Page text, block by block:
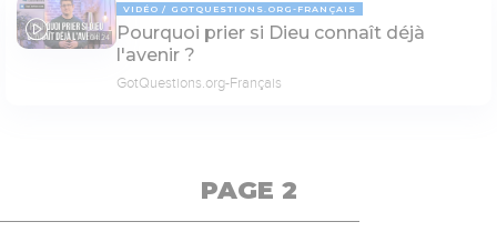
04:24
VIDÉO GOTQUESTIONS.ORG-FRANÇAIS
Pourquoi prier si Dieu connaît déjà
l'avenir ?
GotQuestions.org-Français
PAGE 2